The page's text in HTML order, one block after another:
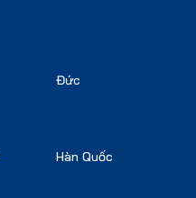
Đức
Hàn Quốc